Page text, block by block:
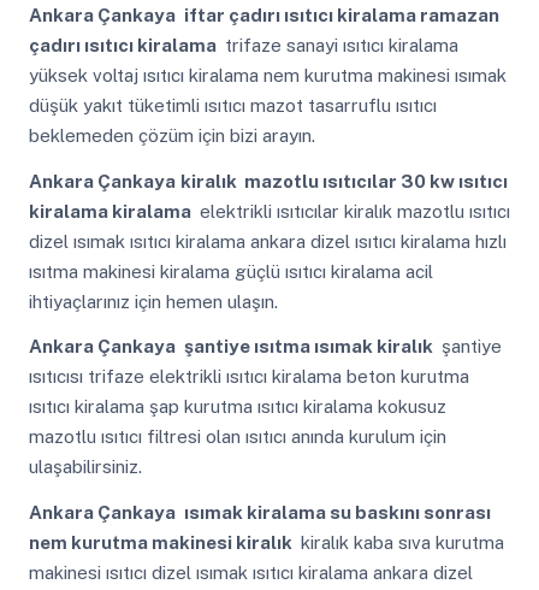
Ankara Çankaya iftar çadırı ısıtıcı kiralama ramazan
çadırı ısıtıcı kiralama trifaze sanayi ısıtıcı kiralama
yüksek voltaj ısıtıcı kiralama nem kurutma makinesi ısımak
düşük yakıt tüketimli ısıtıcı mazot tasarruflu ısıtıcı
beklemeden çözüm için bizi arayın.
Ankara Çankaya kiralık mazotlu ısıtıcılar 30 kw ısıtıcı
kiralama kiralama elektrikli ısıtıcılar kiralık mazotlu ısıtıcı
dizel ısımak ısıtıcı kiralama ankara dizel ısıtıcı kiralama hızlı
ısıtma makinesi kiralama güçlü ısıtıcı kiralama acil
ihtiyaçlarınız için hemen ulaşın.
Ankara Çankaya şantiye ısıtma ısımak kiralık şantiye
ısıtıcısı trifaze elektrikli ısıtıcı kiralama beton kurutma
ısıtıcı kiralama şap kurutma ısıtıcı kiralama kokusuz
mazotlu ısıtıcı filtresi olan ısıtıcı anında kurulum için
ulaşabilirsiniz.
Ankara Çankaya ısımak kiralama su baskını sonrası
nem kurutma makinesi kiralık kiralık kaba sıva kurutma
makinesi ısıtıcı dizel ısımak ısıtıcı kiralama ankara dizel